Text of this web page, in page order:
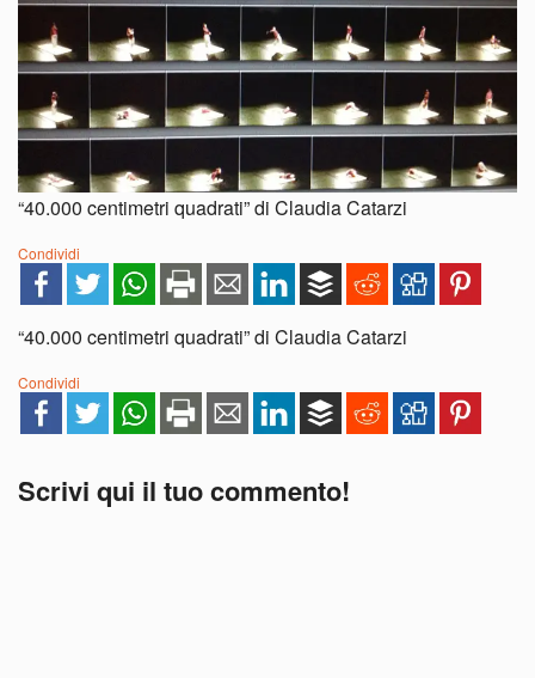
“40.000 centimetri quadrati” di Claudia Catarzi
Condividi
“40.000 centimetri quadrati” di Claudia Catarzi
Condividi
Scrivi qui il tuo commento!